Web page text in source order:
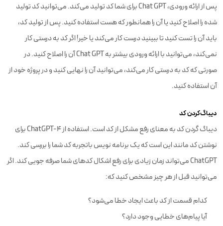
پس از ارائه ورودی، Chat GPT برای شما کد تولید می‌کند. می‌توانید کد تولید
شده را اصلاح کنید یا آن را همانطور که هست استفاده کنید. پس از تولید کد،
باید آن را تست کنید تا ببینید درست کار می‌کند یا خیر! اگر کد به درستی کار
نمی‌کند، می‌توانید با ارائه ورودی بیشتر به Chat GPT آن را اصلاح کنید. در
صورتی که کد به درستی کار می‌کند، می‌توانید آن را نهایی کنید و در پروژه خود از
آن استفاده کنید.
دیباگ‌کردن کد
دیباگ گردن کد به معنای رفع مشکل از کد است. استفاده از ChatGPT-4 برای
نوشتن کد مانند این است که یک برنامه نویس باتجربه کد شما را بررسی کند.
ChatGPT می‌تواند زمان زیادی برای رفع اشکال کدهای شما صرفه جویی کند. اگر
می‌توانید قبل از هر چیز مشخص کنید که:
کدام قسمت از کد باعث ایجاد خطا می‌شود؟
آیا پیام‌های خطایی وجود دارد؟